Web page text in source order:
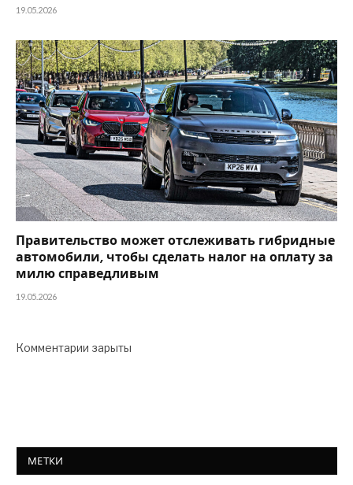
19.05.2026
Правительство может отслеживать гибридные
автомобили, чтобы сделать налог на оплату за
милю справедливым
19.05.2026
Комментарии зарыты
МЕТКИ